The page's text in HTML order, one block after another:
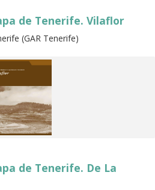
de Tenerife. Vilaflor
(GAR Tenerife)
de Tenerife. De La